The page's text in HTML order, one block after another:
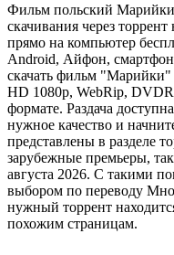
Фильм польский
скачивания через
прямо на компьютер
Android, Айфон,
скачать фильм "Марийки"
HD 1080p, WebRip,
формате. Раздача
нужное качество и
представлены в разделе
зарубежные премьеры,
августа 2026. С такими
выбором по переводу
нужный торрент
похожим страницам.